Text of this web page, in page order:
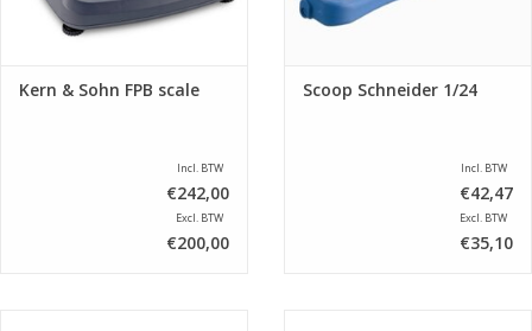
Kern & Sohn FPB scale
Incl. BTW
€242,00
Excl. BTW
€200,00
Scoop Schneider 1/24
Incl. BTW
€42,47
Excl. BTW
€35,10